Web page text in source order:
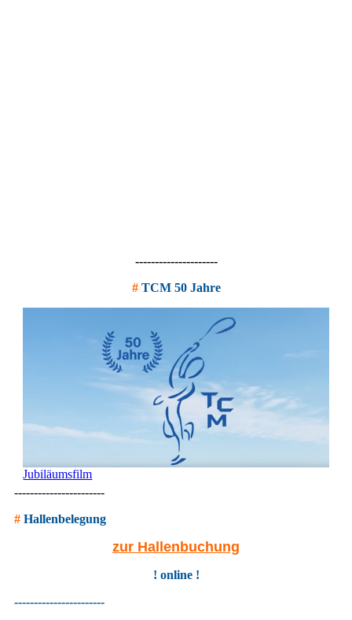
---------------------
# TCM 50 Jahre
Jubiläumsfilm
-----------------------
#Hallenbelegung
zur Hallenbuchung
! online !
-----------------------